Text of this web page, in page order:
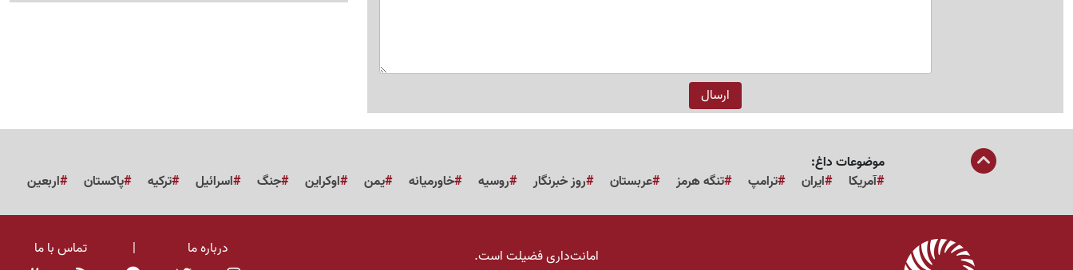
موضوعات داغ:
آمریکا
ایران ترامپ تنگه هرمز عربستان روز خبرنگار روسیه خاورمیانه یمن اوکراین جنگ اسرائیل ترکیه پاکستان اربعین
امانت‌داری فضیلت است.
درباره ما | تماس با ما